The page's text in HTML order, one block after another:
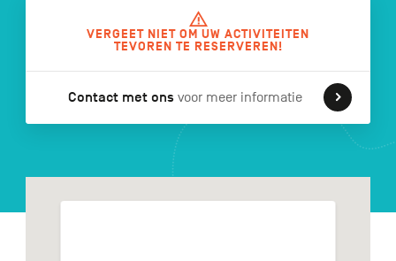
FR DE EN
secondaire
VERGEET NIET OM UW ACTIVITEITEN
TEVOREN TE RESERVEREN!
Contact met ons voor meer informatie